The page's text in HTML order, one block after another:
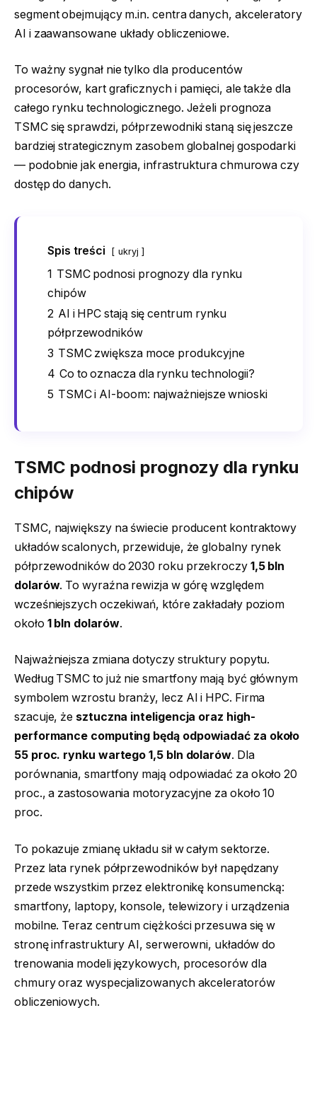
segment obejmujący m.in. centra danych, akceleratory
AI i zaawansowane układy obliczeniowe.
To ważny sygnał nie tylko dla producentów
procesorów, kart graficznych i pamięci, ale także dla
całego rynku technologicznego. Jeżeli prognoza
TSMC się sprawdzi, półprzewodniki staną się jeszcze
bardziej strategicznym zasobem globalnej gospodarki
— podobnie jak energia, infrastruktura chmurowa czy
dostęp do danych.
Spis treści ukryj
1 TSMC podnosi prognozy dla rynku
chipów
2 AI i HPC stają się centrum rynku
półprzewodników
3 TSMC zwiększa moce produkcyjne
4 Co to oznacza dla rynku technologii?
5 TSMC i AI-boom: najważniejsze wnioski
TSMC podnosi prognozy dla rynku
chipów
TSMC, największy na świecie producent kontraktowy
układów scalonych, przewiduje, że globalny rynek
półprzewodników do 2030 roku przekroczy 1,5 bln
dolarów. To wyraźna rewizja w górę względem
wcześniejszych oczekiwań, które zakładały poziom
około 1 bln dolarów.
Najważniejsza zmiana dotyczy struktury popytu.
Według TSMC to już nie smartfony mają być głównym
symbolem wzrostu branży, lecz AI i HPC. Firma
szacuje, że sztuczna inteligencja oraz high-
performance computing będą odpowiadać za około
55 proc. rynku wartego 1,5 bln dolarów. Dla
porównania, smartfony mają odpowiadać za około 20
proc., a zastosowania motoryzacyjne za około 10
proc.
To pokazuje zmianę układu sił w całym sektorze.
Przez lata rynek półprzewodników był napędzany
przede wszystkim przez elektronikę konsumencką:
smartfony, laptopy, konsole, telewizory i urządzenia
mobilne. Teraz centrum ciężkości przesuwa się w
stronę infrastruktury AI, serwerowni, układów do
trenowania modeli językowych, procesorów dla
chmury oraz wyspecjalizowanych akceleratorów
obliczeniowych.